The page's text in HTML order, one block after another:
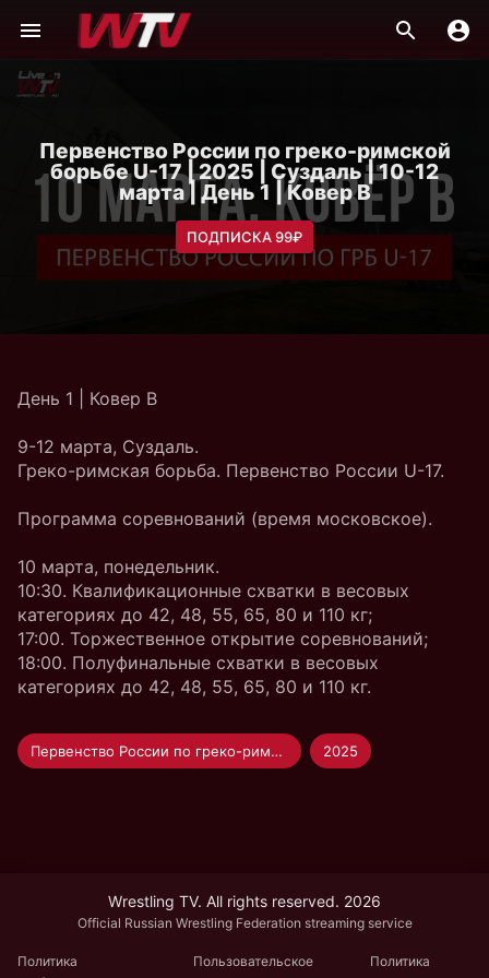
Первенство России по греко-римской
борьбе U-17 | 2025 | Суздаль | 10-12
марта | День 1 | Ковер B
ПОДПИСКА 99₽
День 1 | Ковер B
9-12 марта, Суздаль.
Греко-римская борьба. Первенство России U-17.
Программа соревнований (время московское).
10 марта, понедельник.
10:30. Квалификационные схватки в весовых
категориях до 42, 48, 55, 65, 80 и 110 кг;
17:00. Торжественное открытие соревнований;
18:00. Полуфинальные схватки в весовых
категориях до 42, 48, 55, 65, 80 и 110 кг.
Первенство России по греко-римской борьбе U-17 2025
Wrestling TV. All rights reserved. 2026
Official Russian Wrestling Federation streaming service
Политика
Пользовательское
Политика